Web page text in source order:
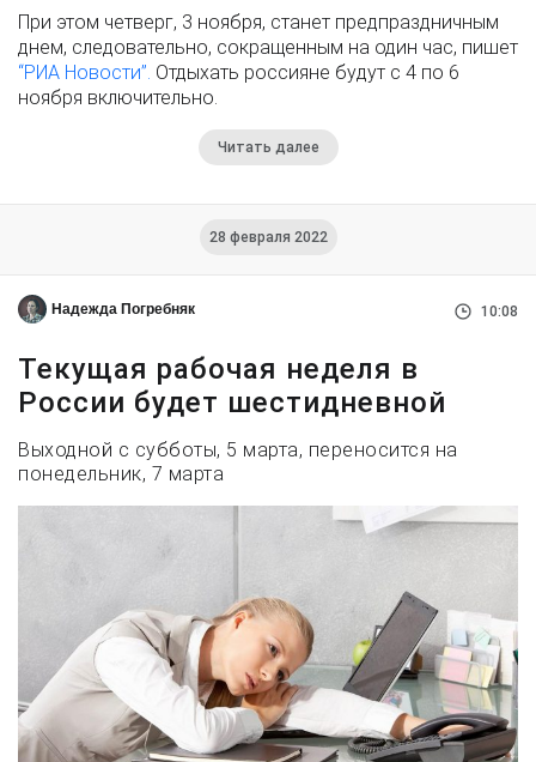
При этом четверг, 3 ноября, станет предпраздничным
днем, следовательно, сокращенным на один час, пишет
“РИА Новости”. Отдыхать россияне будут с 4 по 6
ноября включительно.
Читать далее
28 февраля 2022
Надежда Погребняк 10:08
Текущая рабочая неделя в
России будет шестидневной
Выходной с субботы, 5 марта, переносится на
понедельник, 7 марта